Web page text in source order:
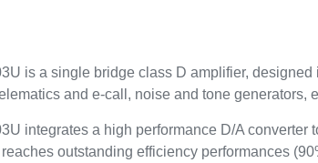
is a single bridge class D amplifier,
and e-call, noise and tone generators,
integrates a high performance D/A
outstanding efficiency performances